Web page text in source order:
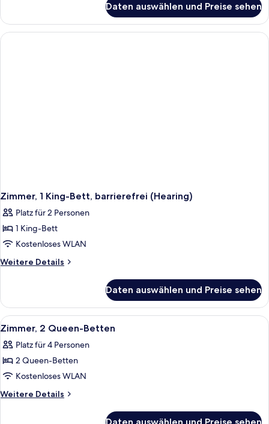
In
Shower)
anzeigen
1 King-
Bett,
barrierefrei
Daten auswählen und Preise sehen
Zimmer, 1 King-Bett, barrierefrei (Hearing)
Platz für 2 Personen
1 King-Bett
Kostenloses WLAN
Weitere Details
Weitere
1 King-
Bett,
barrierefrei
Daten auswählen und Preise sehen
Alle
Fotos
für
Zimmer,
2 Queen-
Betten
Zimmer, 2 Queen-Betten |
3
Zimmer, 2 Queen-Betten
Platz für 4 Personen
2 Queen-Betten
Kostenloses WLAN
Weitere Details
Weitere